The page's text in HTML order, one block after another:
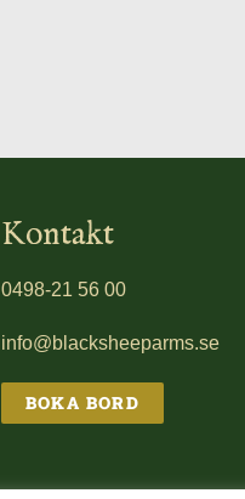
Kontakt
0498-21 56 00
info@blacksheeparms.se
BOKA BORD